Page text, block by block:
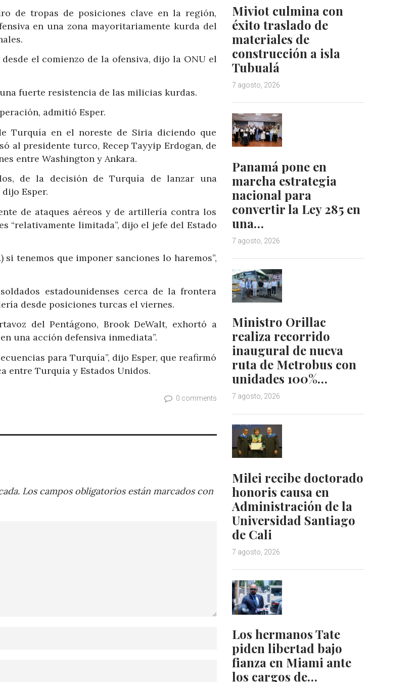
de tropas de posiciones clave en la región,
en una zona mayoritariamente kurda del
el comienzo de la ofensiva, dijo la ONU el
fuerte resistencia de las milicias kurdas.
admitió Esper.
Turquía en el noreste de Siria diciendo que
al presidente turco, Recep Tayyip Erdogan, de
entre Washington y Ankara.
de la decisión de Turquía de lanzar una
Esper.
de ataques aéreos y de artillería contra los
“relativamente limitada”, dijo el jefe del Estado
tenemos que imponer sanciones lo haremos”,
estadounidenses cerca de la frontera
desde posiciones turcas el viernes.
del Pentágono, Brook DeWalt, exhortó a
una acción defensiva inmediata”.
para Turquía”, dijo Esper, que reafirmó
entre Turquía y Estados Unidos.
0 comments
Los campos obligatorios están marcados con
Miviot culmina con
éxito traslado de
materiales de
construcción a isla
Tubualá
7 agosto, 2026
Panamá pone en
marcha estrategia
nacional para
convertir la Ley 285 en
una…
7 agosto, 2026
Ministro Orillac
realiza recorrido
inaugural de nueva
ruta de Metrobus con
unidades 100%…
7 agosto, 2026
Milei recibe doctorado
honoris causa en
Administración de la
Universidad Santiago
de Cali
7 agosto, 2026
Los hermanos Tate
piden libertad bajo
fianza en Miami ante
los cargos de…